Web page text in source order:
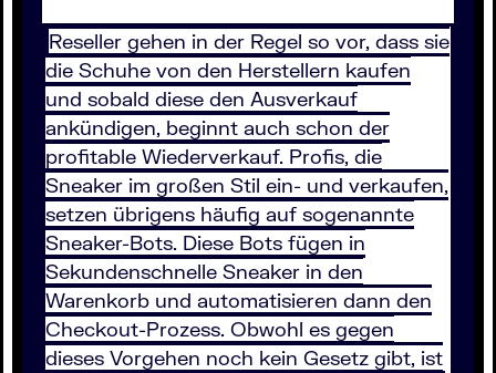
Reseller gehen in der Regel so vor, dass sie
die Schuhe von den Herstellern kaufen
und sobald diese den Ausverkauf
ankündigen, beginnt auch schon der
profitable Wiederverkauf. Profis, die
Sneaker im großen Stil ein- und verkaufen,
setzen übrigens häufig auf sogenannte
Sneaker-Bots. Diese Bots fügen in
Sekundenschnelle Sneaker in den
Warenkorb und automatisieren dann den
Checkout-Prozess. Obwohl es gegen
dieses Vorgehen noch kein Gesetz gibt, ist